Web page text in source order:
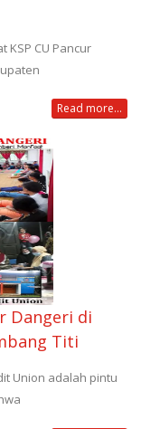
KSP CU Pancur
Read more...
Dangeri di
Titi
Union adalah pintu